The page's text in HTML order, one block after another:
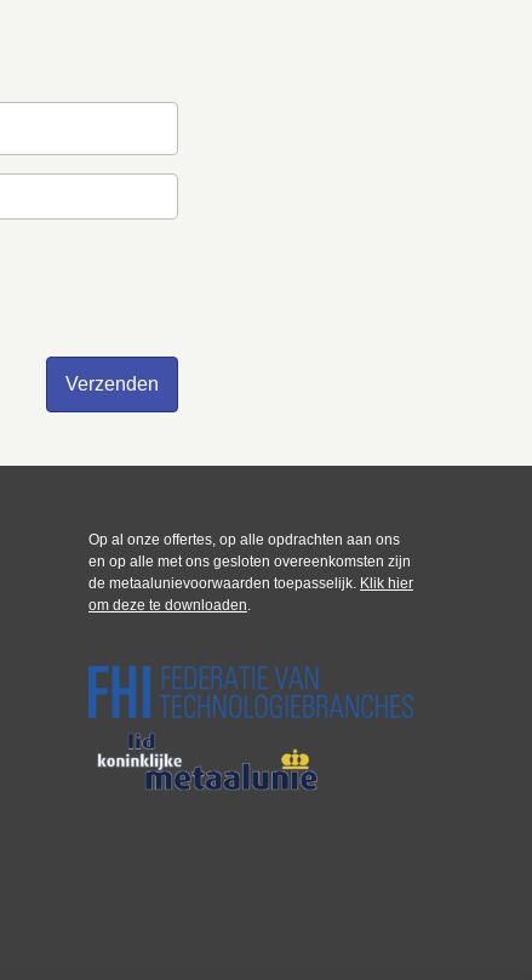
Op al onze offertes, op alle opdrachten aan ons
en op alle met ons gesloten overeenkomsten zijn
de metaalunievoorwaarden toepasselijk. Klik hier
om deze te downloaden.